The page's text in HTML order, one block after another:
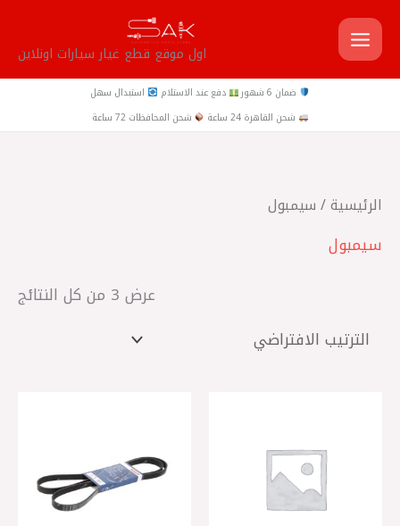
تخطي
إلى
المحتوى
اول موقع قطع غيار سيارات اونلاين
ضمان 6 شهور دفع عند الاستلام
استبدال سهل
شحن القاهرة 24 ساعة
شحن المحافظات 72 ساعة
الرئيسية/ سيمبول
سيمبول
عرض ⁦3⁩ من كل النتائج